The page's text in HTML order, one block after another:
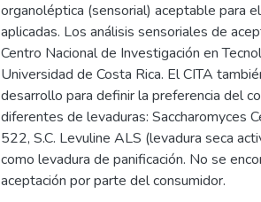
organoléptica (sensorial) aceptable para
aplicadas. Los análisis sensoriales de
Centro Nacional de Investigación en
Universidad de Costa Rica. El CITA
desarrollo para definir la preferencia del
diferentes de levaduras: Saccharomyces
522, S.C. Levuline ALS (levadura seca
como levadura de panificación. No se
aceptación por parte del consumidor.